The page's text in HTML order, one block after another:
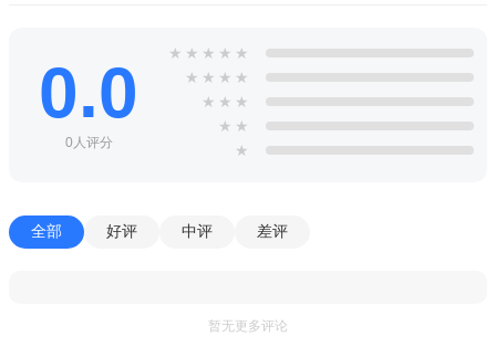
0.0
0人评分
★ ★ ★ ★ ★
★ ★ ★ ★
★ ★ ★
★ ★
★
全部 好评 中评 差评
暂无更多评论